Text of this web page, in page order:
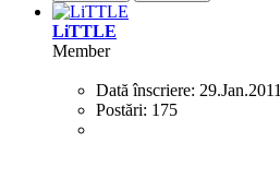
LiTTLE
Member
Dată înscriere: 29.Jan.2011
Postări: 175